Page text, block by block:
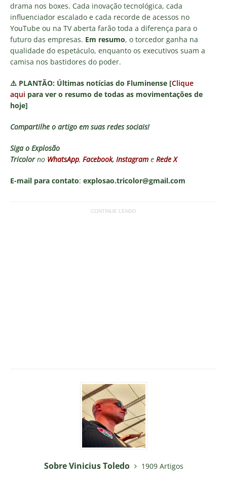
drama nos boxes. Cada inovação tecnológica, cada
influenciador escalado e cada recorde de acessos no
YouTube ou na TV aberta farão toda a diferença para o
futuro das empresas. Em resumo, o torcedor ganha na
qualidade do espetáculo, enquanto os executivos suam a
camisa nos bastidores do poder.
⚠️ PLANTÃO: Últimas notícias do Fluminense [Clique
aqui para ver o resumo de todas as movimentações de
hoje]
Compartilhe o artigo em suas redes sociais!
Siga o Explosão
Tricolorno WhatsApp, Facebook, Instagram e Rede X
E-mail para contato: explosao.tricolor@gmail.com
CONTINUE LENDO
Sobre Vinicius Toledo
1909 Artigos